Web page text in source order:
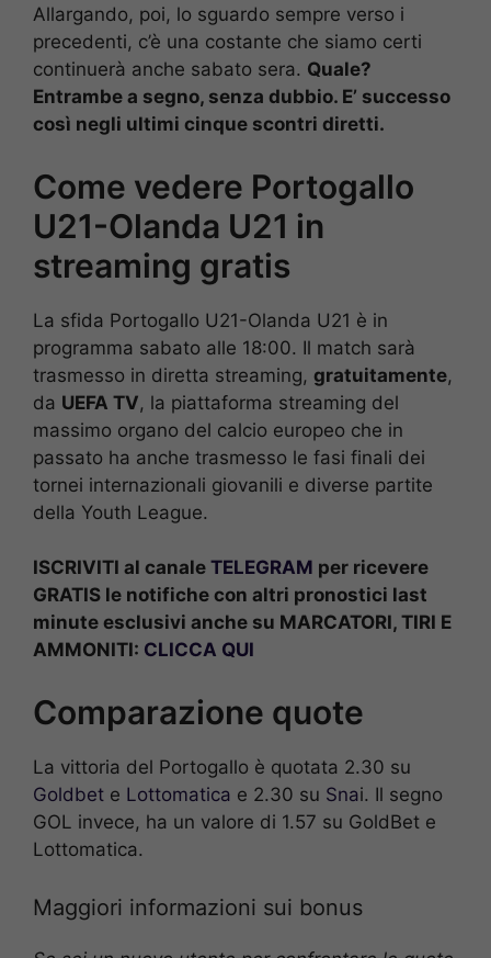
Allargando, poi, lo sguardo sempre verso i
precedenti, c’è una costante che siamo certi
continuerà anche sabato sera. Quale?
Entrambe a segno, senza dubbio. E’ successo
così negli ultimi cinque scontri diretti.
Come vedere Portogallo
U21-Olanda U21 in
streaming gratis
La sfida Portogallo U21-Olanda U21 è in
programma sabato alle 18:00. Il match sarà
trasmesso in diretta streaming, gratuitamente,
da UEFA TV, la piattaforma streaming del
massimo organo del calcio europeo che in
passato ha anche trasmesso le fasi finali dei
tornei internazionali giovanili e diverse partite
della Youth League.
ISCRIVITI al canale TELEGRAM per ricevere
GRATIS le notifiche con altri pronostici last
minute esclusivi anche su MARCATORI, TIRI E
AMMONITI: CLICCA QUI
Comparazione quote
La vittoria del Portogallo è quotata 2.30 su
Goldbet e Lottomatica e 2.30 su Snai. Il segno
GOL invece, ha un valore di 1.57 su GoldBet e
Lottomatica.
Maggiori informazioni sui bonus